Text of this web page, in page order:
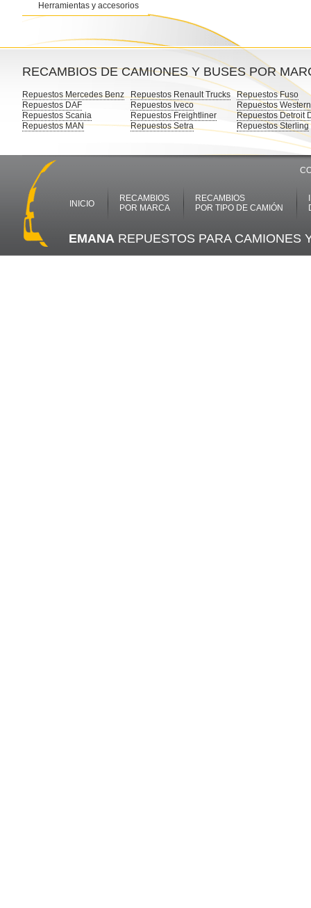
Herramientas y accesorios
RECAMBIOS DE CAMIONES Y BUSES POR
Repuestos Mercedes Benz
Repuestos DAF
Repuestos Scania
Repuestos MAN
Repuestos Renault Trucks
Repuestos Iveco
Repuestos Freightliner
Repuestos Setra
Repuestos Fuso
Repuestos
Repuestos Detroit
Repuestos Sterling
INICIO
RECAMBIOS
POR MARCA
RECAMBIOS
POR TIPO DE CAMIÓN
EMANA REPUESTOS PARA CAMIONES